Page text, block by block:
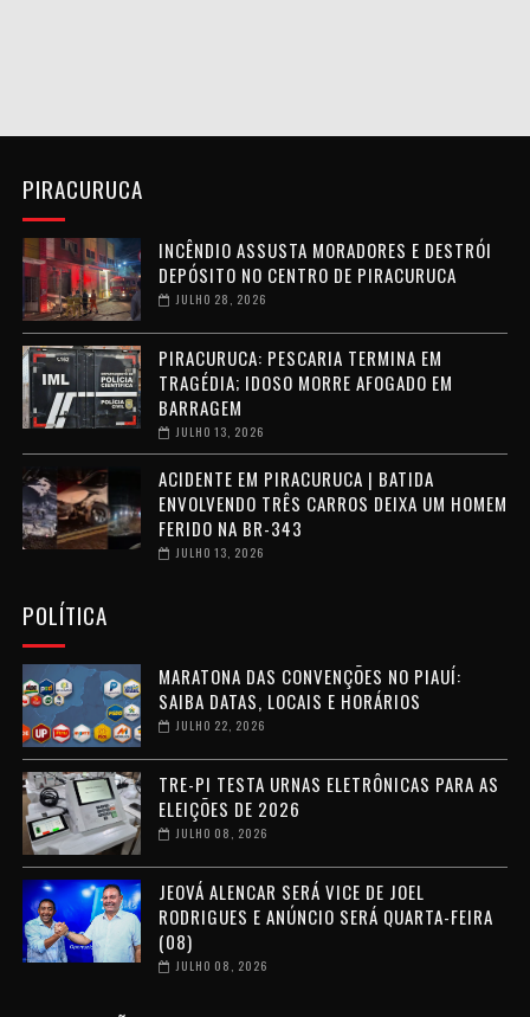
PIRACURUCA
INCÊNDIO ASSUSTA MORADORES E DESTRÓI
DEPÓSITO NO CENTRO DE PIRACURUCA
JULHO 28, 2026
PIRACURUCA: PESCARIA TERMINA EM
TRAGÉDIA; IDOSO MORRE AFOGADO EM
BARRAGEM
JULHO 13, 2026
ACIDENTE EM PIRACURUCA | BATIDA
ENVOLVENDO TRÊS CARROS DEIXA UM HOMEM
FERIDO NA BR-343
JULHO 13, 2026
POLÍTICA
MARATONA DAS CONVENÇÕES NO PIAUÍ:
SAIBA DATAS, LOCAIS E HORÁRIOS
JULHO 22, 2026
TRE-PI TESTA URNAS ELETRÔNICAS PARA AS
ELEIÇÕES DE 2026
JULHO 08, 2026
JEOVÁ ALENCAR SERÁ VICE DE JOEL
RODRIGUES E ANÚNCIO SERÁ QUARTA-FEIRA
(08)
JULHO 08, 2026